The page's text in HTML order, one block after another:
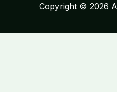
Copyright © 2026